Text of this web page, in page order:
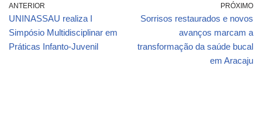
ANTERIOR
UNINASSAU realiza I
Simpósio Multidisciplinar em
Práticas Infanto-Juvenil
PRÓXIMO
Sorrisos restaurados e novos
avanços marcam a
transformação da saúde bucal
em Aracaju